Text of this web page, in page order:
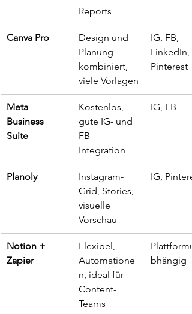
Reports
Canva Pro
Design und
Planung
kombiniert,
viele Vorlagen
IG, FB,
LinkedIn,
Pinterest
Meta
Business
Suite
Kostenlos,
gute IG- und
FB-
Integration
IG, FB
Planoly
Instagram-
Grid, Stories,
visuelle
Vorschau
IG,
Notion +
Zapier
Flexibel,
Automatione
n, ideal für
Content-
Teams
bhängig